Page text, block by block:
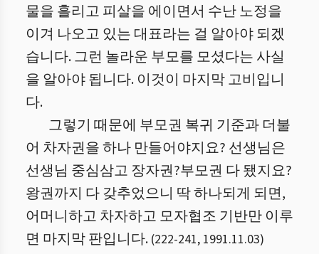
물을 흘리고 피살을 에이면서 수난 노정을
이겨 나오고 있는 대표라는 걸 알아야 되겠
습니다. 그런 놀라운 부모를 모셨다는 사실
을 알아야 됩니다. 이것이 마지막 고비입니
다.
그렇기 때문에 부모권 복귀 기준과 더불
어 차자권을 하나 만들어야지요? 선생님은
선생님 중심삼고 장자권?부모권 다 됐지요?
왕권까지 다 갖추었으니 딱 하나되게 되면,
어머니하고 차자하고 모자협조 기반만 이루
면 마지막 판입니다. (222-241, 1991.11.03)